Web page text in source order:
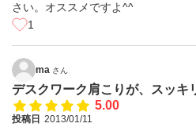
さい。オススメですよ^^
1
ma さん
デスクワーク肩こりが、スッキ
5.00
投稿日 2013/01/11